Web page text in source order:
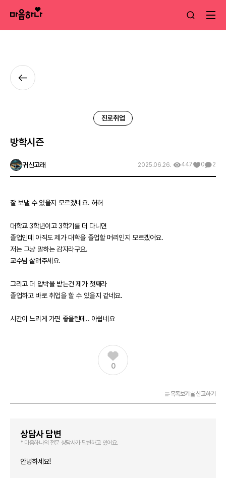
진로취업
방학시즌
귀신고래 2025.06.26. 447 0 2
잘 보낼 수 있을지 모르겠네요. 허허
대학교 3학년이고 3학기를 더 다니면
졸업인데 아직도 제가 대학을 졸업할 머리인지 모르겠어요.
저는 그냥 말하는 감자라구요.
교수님 살려주세요.
그리고 더 압박을 받는건 제가 첫째라
졸업하고 바로 취업을 할 수 있을지 같네요.
시간이 느리게 가면 좋을텐데.. 아쉽네요
0
목록보기 신고하기
상담사 답변
* 마음하나의 전문 상담사가 답변하고 있어요.
안녕하세요!